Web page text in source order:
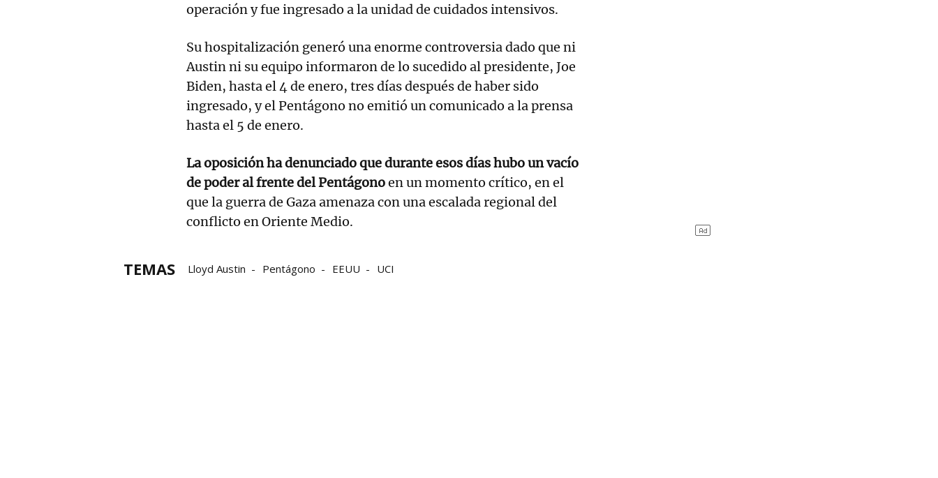
operación y fue ingresado a la unidad de cuidados intensivos.
Su hospitalización generó una enorme controversia dado que ni
Austin ni su equipo informaron de lo sucedido al presidente, Joe
Biden, hasta el 4 de enero, tres días después de haber sido
ingresado, y el Pentágono no emitió un comunicado a la prensa
hasta el 5 de enero.
La oposición ha denunciado que durante esos días hubo un vacío
de poder al frente del Pentágonoen un momento crítico, en el
que la guerra de Gaza amenaza con una escalada regional del
conflicto en Oriente Medio.
TEMAS Lloyd Austin Pentágono EEUU UCI